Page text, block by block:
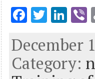
F
e
b
T
it
te
Li
k
e
December
Category: